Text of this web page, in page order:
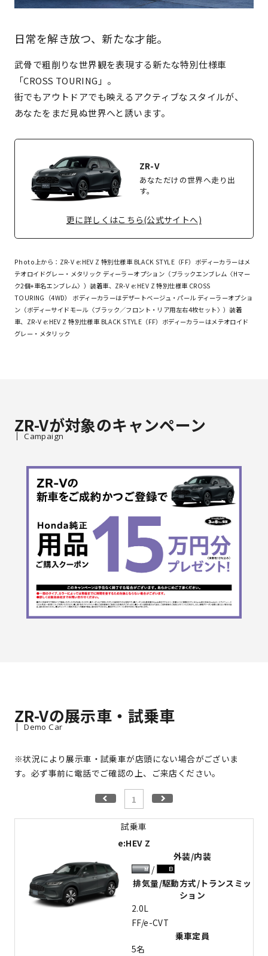
日常を解き放つ、新たな才能。
武骨で粗削りな世界観を表現する新たな特別仕様車
「CROSS TOURING」。
街でもアウトドアでも映えるアクティブなスタイルが、
あなたをまだ見ぬ世界へと誘います。
ZR-V
あなただけの世界へ走り出
す。
更に詳しくはこちら(公式サイトへ)
Photo上から：ZR-V e:HEV Z 特別仕様車 BLACK STYLE（FF）ボディーカラーはメ
テオロイドグレー・メタリック ディーラーオプション（ブラックエンブレム〈Hマー
ク2個+車名エンブレム〉）装着車、ZR-V e:HEV Z 特別仕様車 CROSS
TOURING（4WD） ボディーカラーはデザートベージュ・パール ディーラーオプショ
ン（ボディーサイドモール〈ブラック／フロント・リア用左右4枚セット〉）装着
車、ZR-V e:HEV Z 特別仕様車 BLACK STYLE（FF）ボディーカラーはメテオロイド
グレー・メタリック
ZR-Vが対象のキャンペーン
Campaign
ZR-Vの展示車・試乗車
Demo Car
※状況により展示車・試乗車が店頭にない場合がございま
す。必ず事前に電話でご確認の上、ご来店ください。
1
外装/内装
e:HEV Z
排気量/駆動方式/トランスミッ
ション
2.0L
FF/e-CVT
乗車定員
5名